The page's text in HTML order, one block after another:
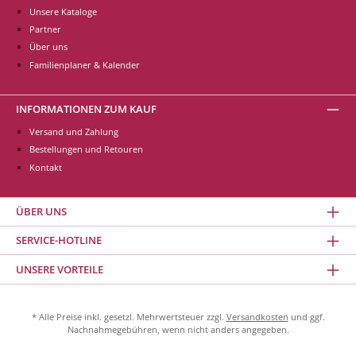
Unsere Kataloge
Partner
Über uns
Familienplaner & Kalender
INFORMATIONEN ZUM KAUF
Versand und Zahlung
Bestellungen und Retouren
Kontakt
ÜBER UNS
SERVICE-HOTLINE
UNSERE VORTEILE
* Alle Preise inkl. gesetzl. Mehrwertsteuer zzgl. Versandkosten und ggf.
Nachnahmegebühren, wenn nicht anders angegeben.